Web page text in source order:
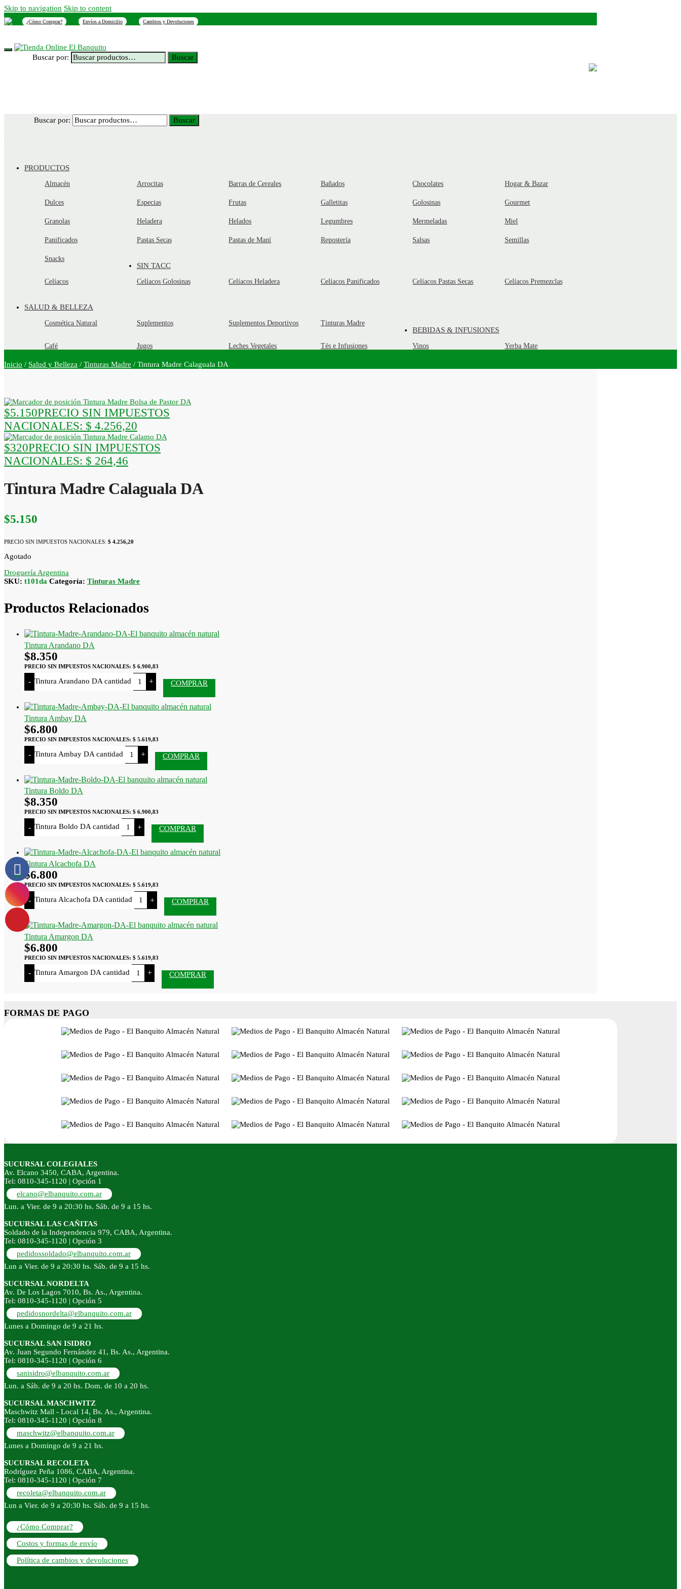
Skip to navigation Skip to content
¿Cómo Comprar? Envíos a Domicilio Cambios y Devoluciones
Buscar por: Buscar
Buscar por: Buscar
PRODUCTOS
Almacén Arrocitas Barras de Cereales Bañados Chocolates Hogar & Bazar
Dulces Especias Frutas Galletitas Golosinas Gourmet
Granolas Heladera Helados Legumbres Mermeladas Miel
Panificados Pastas Secas Pastas de Maní Repostería Salsas Semillas
Snacks
SIN TACC
Celíacos Celíacos Golosinas Celíacos Heladera Celíacos Panificados Celíacos Pastas Secas Celíacos Premezclas
SALUD & BELLEZA
Cosmética Natural Suplementos Suplementos Deportivos Tinturas Madre
BEBIDAS & INFUSIONES
Café Jugos Leches Vegetales Tés e Infusiones Vinos Yerba Mate
Inicio / Salud y Belleza / Tinturas Madre / Tintura Madre Calaguala DA
Tintura Madre Bolsa de Pastor DA
$5.150PRECIO SIN IMPUESTOS
NACIONALES: $ 4.256,20
Tintura Madre Calamo DA
$320PRECIO SIN IMPUESTOS
NACIONALES: $ 264,46
Tintura Madre Calaguala DA
$5.150
PRECIO SIN IMPUESTOS NACIONALES: $ 4.256,20
Agotado
Droguería Argentina
SKU: t101da Categoría: Tinturas Madre
Productos Relacionados
Tintura Arandano DA
$8.350
PRECIO SIN IMPUESTOS NACIONALES: $ 6.900,83
- Tintura Arandano DA cantidad + COMPRAR
Tintura Ambay DA
$6.800
PRECIO SIN IMPUESTOS NACIONALES: $ 5.619,83
- Tintura Ambay DA cantidad + COMPRAR
Tintura Boldo DA
$8.350
PRECIO SIN IMPUESTOS NACIONALES: $ 6.900,83
- Tintura Boldo DA cantidad + COMPRAR
Tintura Alcachofa DA
$6.800
PRECIO SIN IMPUESTOS NACIONALES: $ 5.619,83
- Tintura Alcachofa DA cantidad + COMPRAR
Tintura Amargon DA
$6.800
PRECIO SIN IMPUESTOS NACIONALES: $ 5.619,83
- Tintura Amargon DA cantidad + COMPRAR
FORMAS DE PAGO
SUCURSAL COLEGIALES
Av. Elcano 3450, CABA, Argentina.
Tel: 0810-345-1120 | Opción 1
elcano@elbanquito.com.ar
Lun. a Vier. de 9 a 20:30 hs. Sáb. de 9 a 15 hs.
SUCURSAL LAS CAÑITAS
Soldado de la Independencia 979, CABA, Argentina.
Tel: 0810-345-1120 | Opción 3
pedidossoldado@elbanquito.com.ar
Lun a Vier. de 9 a 20:30 hs. Sáb. de 9 a 15 hs.
SUCURSAL NORDELTA
Av. De Los Lagos 7010, Bs. As., Argentina.
Tel: 0810-345-1120 | Opción 5
pedidosnordelta@elbanquito.com.ar
Lunes a Domingo de 9 a 21 hs.
SUCURSAL SAN ISIDRO
Av. Juan Segundo Fernández 41, Bs. As., Argentina.
Tel: 0810-345-1120 | Opción 6
sanisidro@elbanquito.com.ar
Lun. a Sáb. de 9 a 20 hs. Dom. de 10 a 20 hs.
SUCURSAL MASCHWITZ
Maschwitz Mall - Local 14, Bs. As., Argentina.
Tel: 0810-345-1120 | Opción 8
maschwitz@elbanquito.com.ar
Lunes a Domingo de 9 a 21 hs.
SUCURSAL RECOLETA
Rodríguez Peña 1086, CABA, Argentina.
Tel: 0810-345-1120 | Opción 7
recoleta@elbanquito.com.ar
Lun a Vier. de 9 a 20:30 hs. Sáb. de 9 a 15 hs.
¿Cómo Comprar?
Costos y formas de envío
Política de cambios y devoluciones